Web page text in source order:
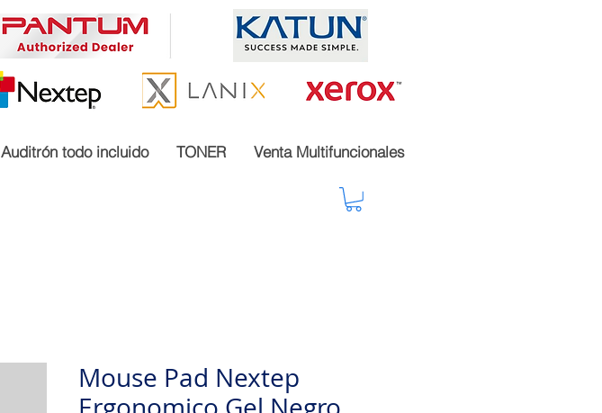
Auditrón todo incluido TONER Venta Multifuncionales
Mouse Pad Nextep